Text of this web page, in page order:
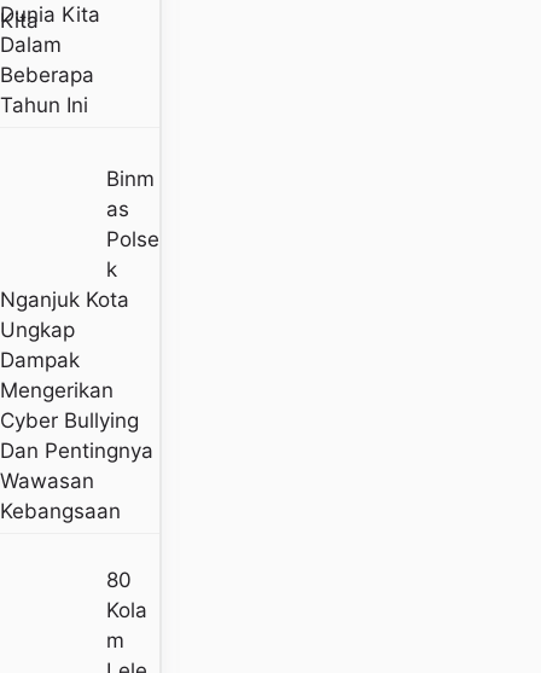
Dunia Kita
Dalam
Beberapa
Tahun Ini
Binm
As
Polse
K
Nganjuk Kota
Ungkap
Dampak
Mengerikan
Cyber Bullying
Dan Pentingnya
Wawasan
Kebangsaan
80
Kola
M